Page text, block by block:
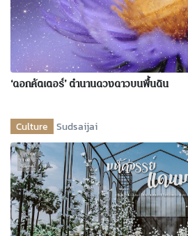
‘ดอกคัตเตอร์’ ตำนานดวงดาวบนพื้นดิน
Culture Sudsaijai